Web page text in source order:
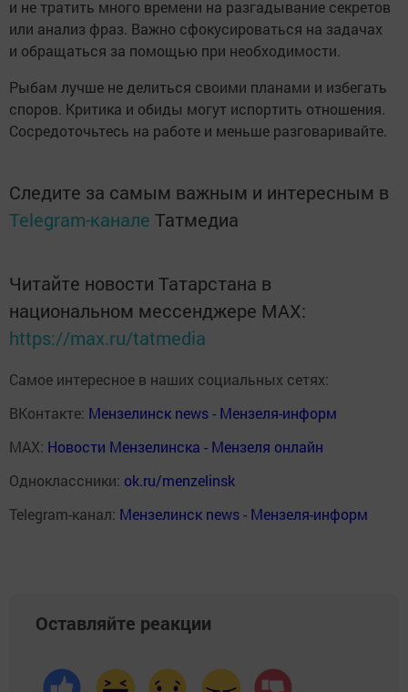
и не тратить много времени на разгадывание секретов
или анализ фраз. Важно сфокусироваться на задачах
и обращаться за помощью при необходимости.
Рыбам лучше не делиться своими планами и избегать
споров. Критика и обиды могут испортить отношения.
Сосредоточьтесь на работе и меньше разговаривайте.
Следите за самым важным и интересным в
Telegram-канале Татмедиа
Читайте новости Татарстана в
национальном мессенджере MАХ:
https://max.ru/tatmedia
Самое интересное в наших социальных сетях:
ВКонтакте: Мензелинск news - Мензеля-информ
MAX: Новости Мензелинска - Мензеля онлайн
Одноклассники: ok.ru/menzelinsk
Telegram-канал: Мензелинск news - Мензеля-информ
Оставляйте реакции